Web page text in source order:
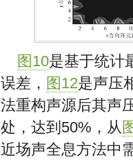
图10是基于统计
误差， 图12是声压
法重构声源后其声
处，达到50%，从
近场声全息方法中